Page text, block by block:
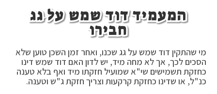
המעמיד דוד שמש על גג
חבירו
מי שהתקין דוד שמש על גג שכנו, ואחר זמן השכן טוען שלא
הסכים לכך, אך לא מחה מיד, יש לדון האם דוד שמש דינו
כחזקת תשמישים שי"א שמועיל חזקתו מיד ואף בלא טענה
כנ"ל, או שדינו כחזקת קרקעות וצריך חזקת ג"ש וטענה.